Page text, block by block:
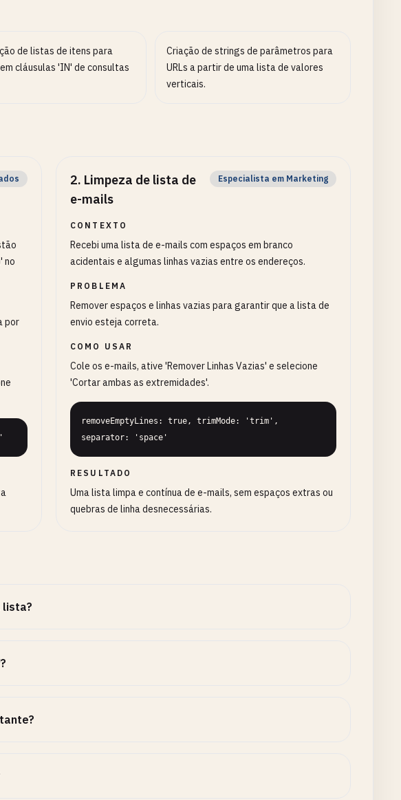
de listas de itens para
cláusulas 'IN' de consultas
Criação de strings de parâmetros para
URLs a partir de uma lista de valores
verticais.
no
por
2. Limpeza de lista de
e-mails
Especialista em Marketing
CONTEXTO
Recebi uma lista de e-mails com espaços em branco
acidentais e algumas linhas vazias entre os endereços.
PROBLEMA
Remover espaços e linhas vazias para garantir que a lista de
envio esteja correta.
COMO USAR
Cole os e-mails, ative 'Remover Linhas Vazias' e selecione
'Cortar ambas as extremidades'.
removeEmptyLines: true, trimMode: 'trim',
separator: 'space'
RESULTADO
Uma lista limpa e contínua de e-mails, sem espaços extras ou
quebras de linha desnecessárias.
lista?